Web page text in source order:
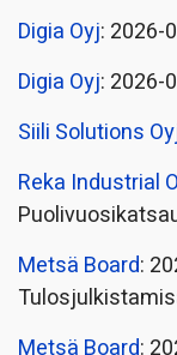
Digia Oyj: 2026-
Digia Oyj: 2026-
Siili Solutions
Reka Industrial
Metsä Board:
Metsä Board: